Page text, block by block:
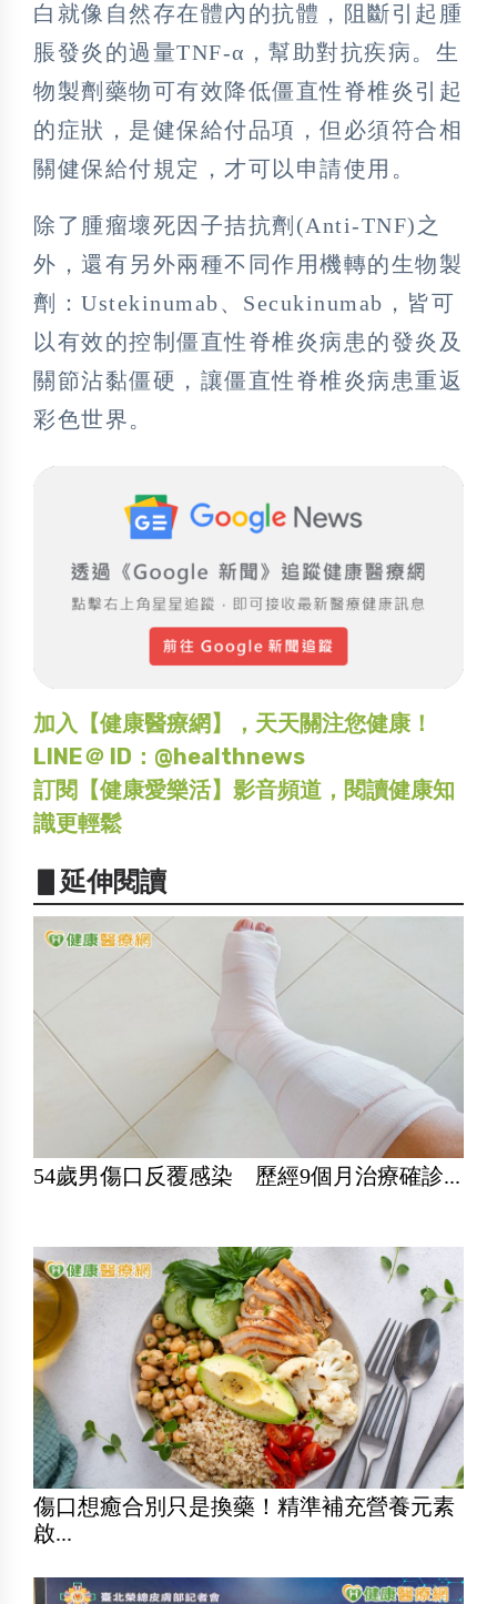
白就像自然存在體內的抗體，阻斷引起腫
脹發炎的過量TNF-α，幫助對抗疾病。生
物製劑藥物可有效降低僵直性脊椎炎引起
的症狀，是健保給付品項，但必須符合相
關健保給付規定，才可以申請使用。
除了腫瘤壞死因子拮抗劑(Anti-TNF)之
外，還有另外兩種不同作用機轉的生物製
劑：Ustekinumab、Secukinumab，皆可
以有效的控制僵直性脊椎炎病患的發炎及
關節沾黏僵硬，讓僵直性脊椎炎病患重返
彩色世界。
加入【健康醫療網】，天天關注您健康！
LINE＠ ID：@healthnews
訂閱【健康愛樂活】影音頻道，閱讀健康知
識更輕鬆
▋延伸閱讀
54歲男傷口反覆感染 歷經9個月治療確診...
傷口想癒合別只是換藥！精準補充營養元素
啟...